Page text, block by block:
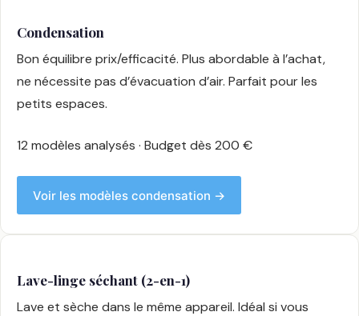
Condensation
Bon équilibre prix/efficacité. Plus abordable à l’achat,
ne nécessite pas d’évacuation d’air. Parfait pour les
petits espaces.
12 modèles analysés · Budget dès 200 €
Voir les modèles condensation →
Lave-linge séchant (2-en-1)
Lave et sèche dans le même appareil. Idéal si vous